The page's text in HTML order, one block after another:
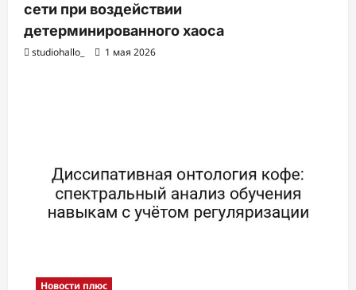
сети при воздействии
детерминированного хаоса
studiohallo_ 1 мая 2026
Новости плюс